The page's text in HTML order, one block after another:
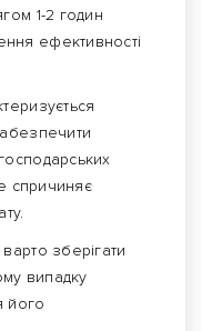
1-2 годин
ефективності
спричиняє
зберігати
випадку
його